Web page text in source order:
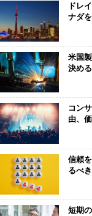
ドレ
ナダ
米国
決め
コン
由、
信頼
るべ
短期